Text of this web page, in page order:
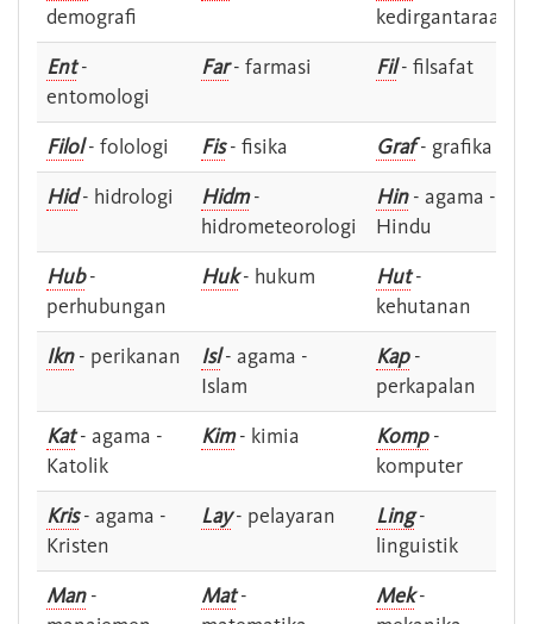
demografi
kedirgantaraan
Ent-
entomologi
Far- farmasi Fil- filsafat
Filol- folologi Fis- fisika Graf- grafika
Hid- hidrologi Hidm-
hidrometeorologi
Hin- agama -
Hindu
Hub-
perhubungan
Huk- hukum Hut-
kehutanan
Ikn- perikanan Isl- agama -
Islam
Kap-
perkapalan
Kat- agama -
Katolik
Kim- kimia Komp-
komputer
Kris- agama -
Kristen
Lay- pelayaran Ling-
linguistik
Man-
Mat-
Mek-